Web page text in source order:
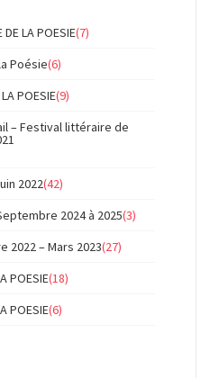
LA POESIE(7)
Poésie(6)
POESIE(9)
– Festival littéraire de
2022(42)
2024 à 2025(3)
2022 – Mars 2023(27)
POESIE(18)
POESIE(6)